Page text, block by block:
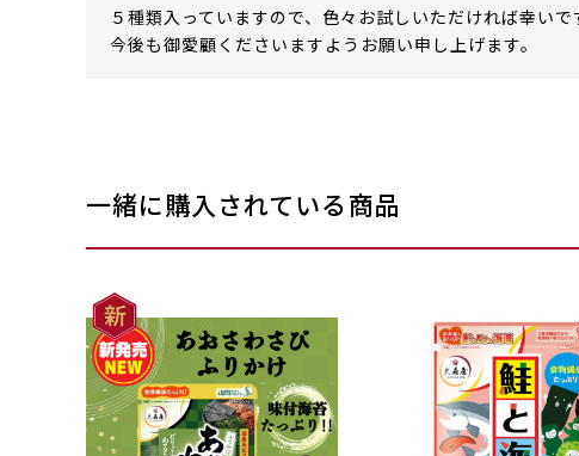
５種類入っていますので、色々お試しいただければ幸いで
今後も御愛顧くださいますようお願い申し上げます。
一緒に購入されている商品